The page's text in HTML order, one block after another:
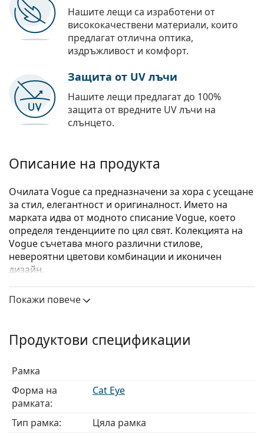
Нашите лещи са изработени от
висококачествени материали, които
предлагат отлична оптика,
издръжливост и комфорт.
Защита от UV лъчи
Нашите лещи предлагат до 100%
защита от вредните UV лъчи на
слънцето.
Описание на продукта
Очилата Vogue са предназначени за хора с усещане
за стил, елегантност и оригиналност. Името на
марката идва от модното списание Vogue, което
определя тенденциите по цял свят. Колекцията на
Vogue съчетава много различни стилове,
невероятни цветови комбинации и иконичен
дизайн.
Vogue 0VO2998 2762са дамски очила.
хладни тонове на кожата и светлокафява, черна
Рамките тип Cat Eye (котешко око) са идеален
избор за тези с овално, сърцевидно или лице с
формата на диамант.
Рамката на очилата е изработена от
висококачествена пластмаса, която предлага
висока издръжливост, удобство при носене и
Покажи повече
Продуктови спецификации
Рамка
Форма на
рамката:
Cat Eye
Тип рамка:
Цяла рамка